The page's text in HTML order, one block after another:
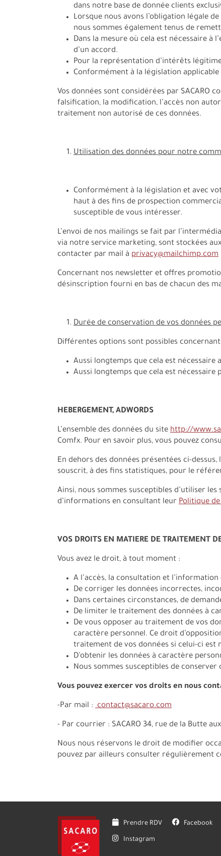
dans notre base de donnée clients
Lorsque nous avons l’obligation légale
nous sommes également tenus de
Dans la mesure où cela est nécessaire à
d’un accord.
Pour la représentation d’intérêts
Conformément à la législation
Vos données sont considérées par SACARO
falsification, la modification, l’accès non
traitement non autorisé de ces données.
Utilisation des données pour notre
Conformément à la législation et avec
haut à des fins de prospection
susceptible de vous intéresser.
L’envoi de nos mailings se fait par
via notre service marketing, sont stockées
contacter par mail à privacy@mailchimp.com
Concernant nos newsletter et offres
désinscription fourni en bas de chacun des
Durée de conservation de vos données
Différentes options sont possibles
Aussi longtemps que cela est
Aussi longtemps que cela est
HEBERGEMENT, ADWORDS
L’ensemble des données du site http://
Comfx. Pour en savoir plus, vous pouvez
En dehors des données présentées ci-
souscrit, à des fins statistiques, pour le
Ainsi, nous sommes susceptibles d’utiliser
d’informations en consultant leur Politique
VOS DROITS EN MATIERE DE TRAITEMENT
Vous avez le droit, à tout moment :
A l’accès, la consultation et
De corriger les données incorrectes,
Dans certaines circonstances, de
De limiter le traitement des données à
De vous opposer au traitement de vos
caractère personnel. Ce droit
traitement de vos données si celui-ci est
D’obtenir les données à caractère
Nous sommes susceptibles de
Vous pouvez exercer vos droits en nous
-Par mail : contact@sacaro.com
- Par courrier : SACARO 34, rue de la Butte aux
Nous nous réservons le droit de modifier
pouvez par ailleurs consulter régulièrement
Prendre RDV Facebook
Instagram